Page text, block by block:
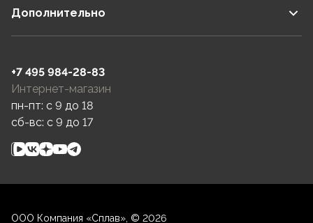
Дополнительно
+7 495 984-28-83
Интернет-магазин
пн-пт: c 9 до 18
сб-вс: c 9 до 17
ООО Компания «Сплав», © 2026